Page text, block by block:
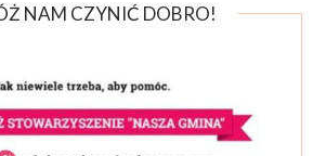
NAM CZYNIĆ DOBRO!